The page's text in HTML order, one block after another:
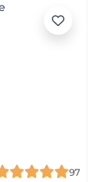
97